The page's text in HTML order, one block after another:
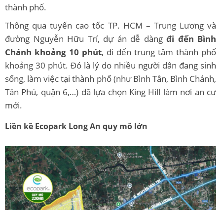
thành phố.
Thông qua tuyến cao tốc TP. HCM – Trung Lương và
đường Nguyễn Hữu Trí, dự án dễ dàng đi đến Bình
Chánh khoảng 10 phút, đi đến trung tâm thành phố
khoảng 30 phút. Đó là lý do nhiều người dân đang sinh
sống, làm việc tại thành phố (như Bình Tân, Bình Chánh,
Tân Phú, quận 6,…) đã lựa chọn King Hill làm nơi an cư
mới.
Liền kề Ecopark Long An quy mô lớn